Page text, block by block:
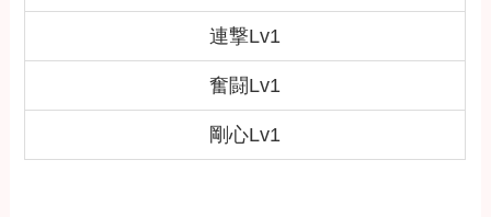
連撃Lv1
奮闘Lv1
剛心Lv1